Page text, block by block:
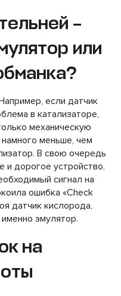
–
или
если датчик
в катализаторе,
механическую
меньше, чем
В свою очередь
и дорогое устройство,
сигнал на
ошибка «Check
датчик кислорода,
эмулятор.
на